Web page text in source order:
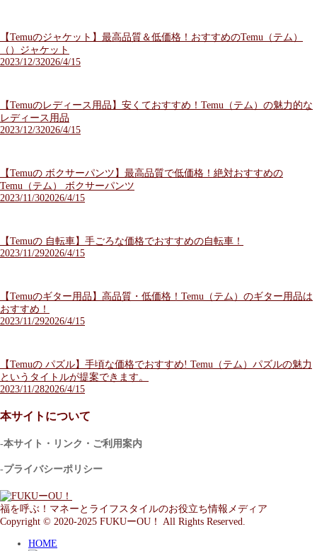
【Temuのジャケット】最高品質＆低価格！おすすめのTemu（テム）
（）ジャケット
2023/12/32026/4/15
【Temuのレディース用品】安くておすすめ！Temu（テム）の魅力的な
レディース用品
2023/12/32026/4/15
【Temuの ボクサーパンツ】最高品質で低価格！絶対おすすめの
Temu（テム） ボクサーパンツ
2023/11/302026/4/15
【Temuの 自転車】手ごろな価格でおすすめの自転車！
2023/11/292026/4/15
【Temuのギター用品】高品質・低価格！Temu（テム）のギター用品は
おすすめ！
2023/11/292026/4/15
【Temuの パズル】手頃な価格でおすすめ! Temu（テム）パズルの魅力
というタイトルが提案できます。
2023/11/282026/4/15
本サイトについて
-本サイト・リンク・ご利用案内
-プライバシーポリシー
福を呼ぶ！マネーとライフスタイルのお役立ち情報メディア
Copyright © 2020-2025 FUKUーOU！ All Rights Reserved.
HOME